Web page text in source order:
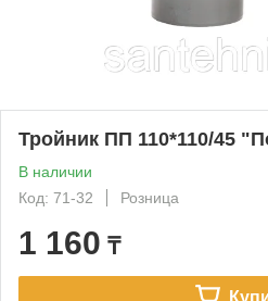
Тройник ПП 110*110/45
В наличии
Код: 71-32
Розница
1 160 ₸